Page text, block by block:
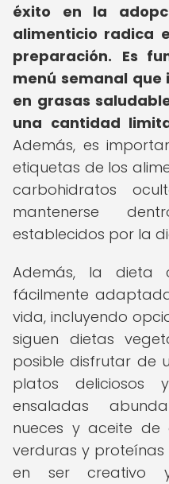
éxito en la
alimenticio radica
preparación. Es
menú semanal que
en grasas
una cantidad
Además, es
etiquetas de los
carbohidratos
mantenerse
establecidos por la
Además, la dieta
fácilmente
vida, incluyendo
siguen dietas
posible disfrutar de
platos deliciosos
ensaladas
nueces y aceite de
verduras y proteínas
en ser creativo